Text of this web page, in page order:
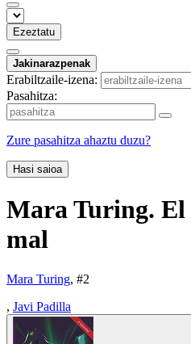
Ezeztatu
Jakinarazpenak
Erabiltzaile-izena:
Pasahitza:
Zure pasahitza ahaztu duzu?
Hasi saioa
Mara Turing. El
mal
Mara Turing, #2
, Javi Padilla